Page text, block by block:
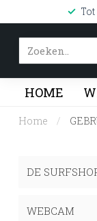
Tot
HOME
Home /
DE
WEBCAM